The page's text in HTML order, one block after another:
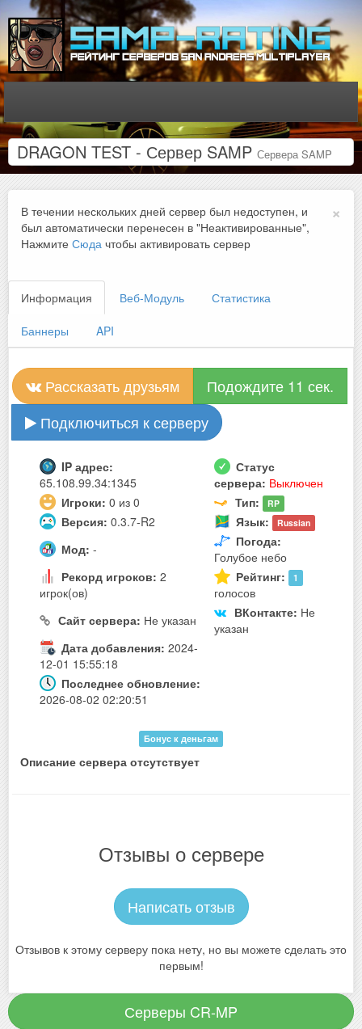
DRAGON TEST - Сервер SAMP Сервера SAMP
×
В течении нескольких дней сервер был недоступен, и
был автоматически перенесен в "Неактивированные",
Нажмите Сюда чтобы активировать сервер
Информация Веб-Модуль Статистика
Баннеры API
Рассказать друзьям
Подождите 11 сек.
Подключиться к серверу
IP адрес:
65.108.99.34:1345
Статус
сервера: Выключен
Игроки: 0 из 0 Тип: RP
Версия: 0.3.7-R2 Язык: Russian
Мод: -
Погода:
Голубое небо
Рекорд игроков: 2
игрок(ов)
Рейтинг: 1
голосов
Сайт сервера: Не указан ВКонтакте: Не
указан
Дата добавления: 2024-
12-01 15:55:18
Последнее обновление:
2026-08-02 02:20:51
Бонус к деньгам
Описание сервера отсутствует
Отзывы о сервере
Написать отзыв
Отзывов к этому серверу пока нету, но вы можете сделать это
первым!
Серверы CR-MP